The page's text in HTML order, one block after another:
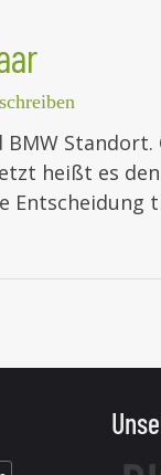
heißt es
Entscheidung